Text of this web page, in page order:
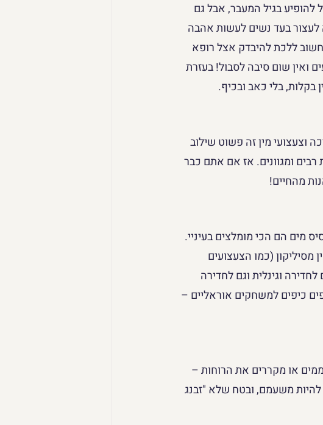
להופיע בגיל המעבר, אבל גם
לעצור בעד נשים לעשות אהבה
ללכת להיבדק אצל רופא
ואין שום סיבה לסבול! בעזרת
בקלות, בלי כאב ובכיף.
וצעצועי מין זה פשוט שילוב
ומגוונים. אז אם אתם כבר
מהחיים!
מים הם הכי מומלצים בעיניי.
(כמו הצעצועים
וגינלית וגם לחדירה
כיפים למשחקים אוראליים –
או מקררים את הרוחות –
משעמם, ובטח שלא "זבנג